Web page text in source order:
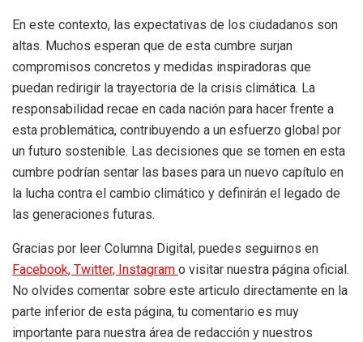
En este contexto, las expectativas de los ciudadanos son
altas. Muchos esperan que de esta cumbre surjan
compromisos concretos y medidas inspiradoras que
puedan redirigir la trayectoria de la crisis climática. La
responsabilidad recae en cada nación para hacer frente a
esta problemática, contribuyendo a un esfuerzo global por
un futuro sostenible. Las decisiones que se tomen en esta
cumbre podrían sentar las bases para un nuevo capítulo en
la lucha contra el cambio climático y definirán el legado de
las generaciones futuras.
Gracias por leer Columna Digital, puedes seguirnos en
Facebook, Twitter, Instagram o visitar nuestra página oficial.
No olvides comentar sobre este articulo directamente en la
parte inferior de esta página, tu comentario es muy
importante para nuestra área de redacción y nuestros